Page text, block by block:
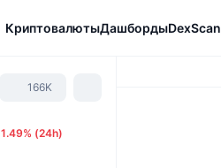
КриптовалютыДашбордыDexScan
166K
1.49% (24h)